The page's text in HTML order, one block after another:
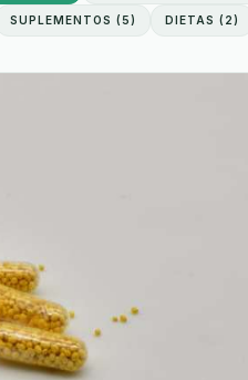
SUPLEMENTOS ( 5) DIETAS ( 2)